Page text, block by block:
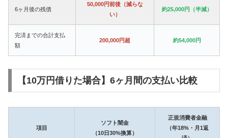
6ヶ月後の残債
50,000円前後（減らな
い）
約25,000円（半減）
完済までの合計支払
額
200,000円超 約54,000円
【10万円借りた場合】6ヶ月間の支払い比較
項目
ソフト闇金
（10日30%換算）
正規消費者金融
（年18%・月1返